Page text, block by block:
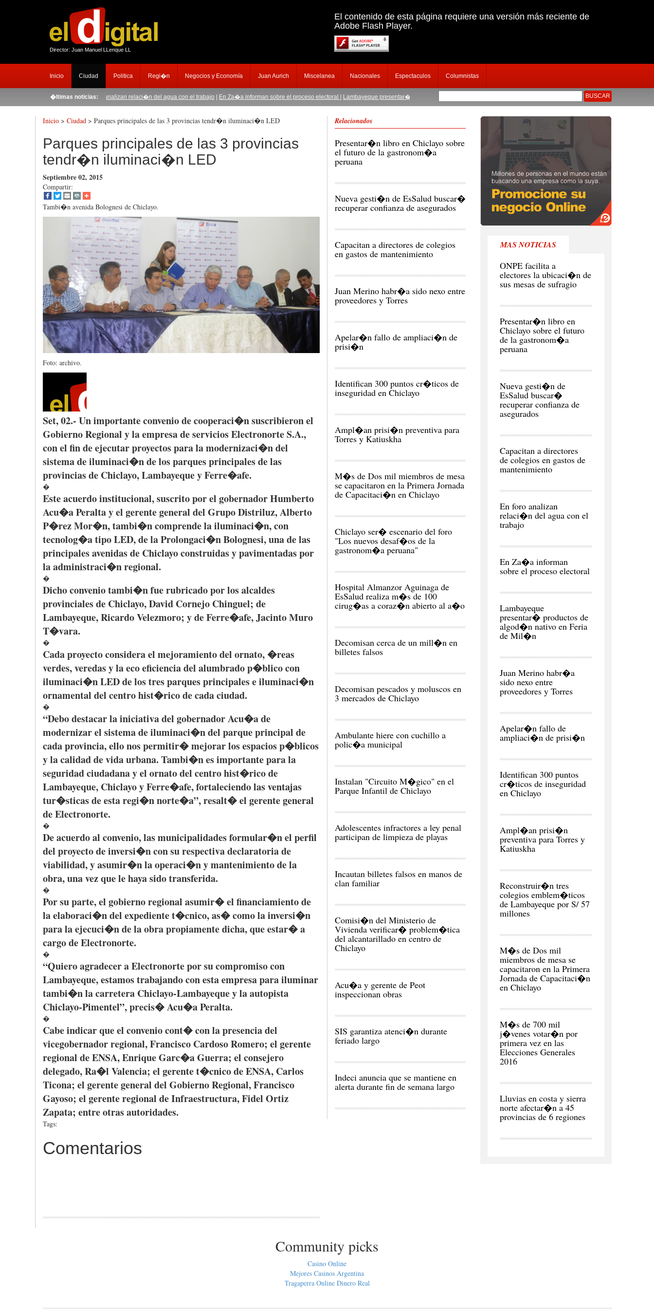
Director: Juan Manuel LLenque LL
El contenido de esta página requiere una versión más reciente de
Adobe Flash Player.
Inicio Ciudad Politica Regi�n Negocios y Economía Juan Aurich Miscelanea Nacionales Espectaculos Columnistas
�ltimas noticias:
de mantenimiento | En foro analizan relaci�n del agua con el trabajo‏| En Za�a informan sobre el proceso electoral| Lambayeque presentar� productos de algod�n nativo en Feria de Mil�n Juan Merino habr�a sido nexo entre
Inicio > Ciudad > Parques principales de las 3 provincias tendr�n iluminaci�n LED
Parques principales de las 3 provincias
tendr�n iluminaci�n LED
Septiembre 02, 2015
Compartir:
Tambi�n avenida Bolognesi de Chiclayo.
Foto: archivo.
Set, 02.- Unimportanteconveniodecooperaci�nsuscribieronel
GobiernoRegional y laempresadeserviciosElectronorteS.A.,
con el fin deejecutarproyectosparalamodernizaci�ndel
sistemadeiluminaci�nde losparquesprincipalesdelas
provinciasde Chiclayo,LambayequeyFerre�afe.
�
Esteacuerdoinstitucional,suscritoporel gobernadorHumberto
Acu�aPeraltay el gerentegeneral del GrupoDistriluz, Alberto
P�rezMor�n,tambi�ncomprendelailuminaci�n, con
tecnolog�atipoLED, de laProlongaci�nBolognesi,unadelas
principalesavenidasde Chiclayoconstruidasypavimentadaspor
laadministraci�nregional.
�
Dichoconveniotambi�nfuerubricadoporlosalcaldes
provincialesde Chiclayo, David Cornejo Chinguel; de
Lambayeque, RicardoVelezmoro; y deFerre�afe, JacintoMuro
T�vara.
�
Cadaproyectoconsiderael mejoramientodel ornato, �reas
verdes,veredasy la ecoeficienciadel alumbradop�blicocon
iluminaci�nLED de lostresparquesprincipaleseiluminaci�n
ornamental del centrohist�ricodecadaciudad.
�
“Debodestacarlainiciativadel gobernadorAcu�ade
modernizarel sistemadeiluminaci�ndel parqueprincipal de
cadaprovincia,ellonospermitir�mejorarlosespaciosp�blicos
y lacalidaddevidaurbana. Tambi�nesimportanteparala
seguridadciudadanay el ornatodel centrohist�ricode
Lambayeque, ChiclayoyFerre�afe,fortaleciendolasventajas
tur�sticasdeestaregi�nnorte�a”,resalt�el gerentegeneral
deElectronorte.
�
Deacuerdoal convenio,lasmunicipalidadesformular�nel perfil
del proyectodeinversi�nconsurespectivadeclaratoriade
viabilidad, yasumir�nlaoperaci�nymantenimientode la
obra,unavezquelehayasidotransferida.
�
Porsuparte, el gobiernoregional asumir�el financiamientode
laelaboraci�ndel expedientet�cnico,as�comolainversi�n
paralaejecuci�nde laobrapropiamentedicha,queestar�a
cargo deElectronorte.
�
“QuieroagradeceraElectronorteporsucompromisocon
Lambayeque,estamostrabajandoconestaempresaparailuminar
tambi�nlacarretera Chiclayo-Lambayequey laautopista
Chiclayo-Pimentel”,precis�Acu�aPeralta.
�
Cabeindicarqueel conveniocont�con lapresenciadel
vicegobernadorregional, Francisco CardosoRomero; el gerente
regional deENSA, EnriqueGarc�aGuerra; el consejero
delegado,Ra�l Valencia; el gerentet�cnicodeENSA, Carlos
Ticona; el gerentegeneral del GobiernoRegional, Francisco
Gayoso; el gerenteregional deInfraestructura, Fidel Ortiz
Zapata; entreotrasautoridades.
Tags:
Comentarios
Relacionados
Presentar�n libro en Chiclayo sobre
el futuro de la gastronom�a
peruana
Nueva gesti�n de EsSalud buscar�
recuperar confianza de asegurados
Capacitan a directores de colegios
en gastos de mantenimiento
Juan Merino habr�a sido nexo entre
proveedores y Torres
Apelar�n fallo de ampliaci�n de
prisi�n
Identifican 300 puntos cr�ticos de
inseguridad en Chiclayo
Ampl�an prisi�n preventiva para
Torres y Katiuskha
M�s de Dos mil miembros de mesa
se capacitaron en la Primera Jornada
de Capacitaci�n en Chiclayo
Chiclayo ser� escenario del foro
"Los nuevos desaf�os de la
gastronom�a peruana"
Hospital Almanzor Aguinaga de
EsSalud realiza m�s de 100
cirug�as a coraz�n abierto al a�o
Decomisan cerca de un mill�n en
billetes falsos
Decomisan pescados y moluscos en
3 mercados de Chiclayo
Ambulante hiere con cuchillo a
polic�a municipal
Instalan "Circuito M�gico" en el
Parque Infantil de Chiclayo
Adolescentes infractores a ley penal
participan de limpieza de playas
Incautan billetes falsos en manos de
clan familiar
Comisi�n del Ministerio de
Vivienda verificar� problem�tica
del alcantarillado en centro de
Chiclayo
Acu�a y gerente de Peot
inspeccionan obras
SIS garantiza atenci�n durante
feriado largo
Indeci anuncia que se mantiene en
alerta durante fin de semana largo
MAS NOTICIAS
ONPE facilita a
electores la ubicaci�n de
sus mesas de sufragio
Presentar�n libro en
Chiclayo sobre el futuro
de la gastronom�a
peruana
Nueva gesti�n de
EsSalud buscar�
recuperar confianza de
asegurados
Capacitan a directores
de colegios en gastos de
mantenimiento
En foro analizan
relaci�n del agua con el
En Za�a informan
sobre el proceso electoral
Lambayeque
presentar� productos de
algod�n nativo en Feria
de Mil�n
Juan Merino habr�a
sido nexo entre
proveedores y Torres
Apelar�n fallo de
ampliaci�n de prisi�n
Identifican 300 puntos
cr�ticos de inseguridad
en Chiclayo
Ampl�an prisi�n
preventiva para Torres y
Katiuskha
Reconstruir�n tres
colegios emblem�ticos
de Lambayeque por S/ 57
M�s de Dos mil
miembros de mesa se
capacitaron en la Primera
Jornada de Capacitaci�n
en Chiclayo
M�s de 700 mil
j�venes votar�n por
primera vez en las
Elecciones Generales
Lluvias en costa y sierra
norte afectar�n a 45
provincias de 6 regiones
Community picks
Casino Online
Mejores Casinos Argentina
Tragaperra Online Dinero Real